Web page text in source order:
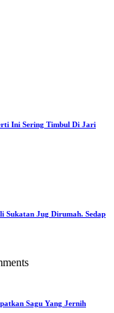
Ini Sering Timbul Di Jari
Sukatan Jug Dirumah. Sedap
Sagu Yang Jernih